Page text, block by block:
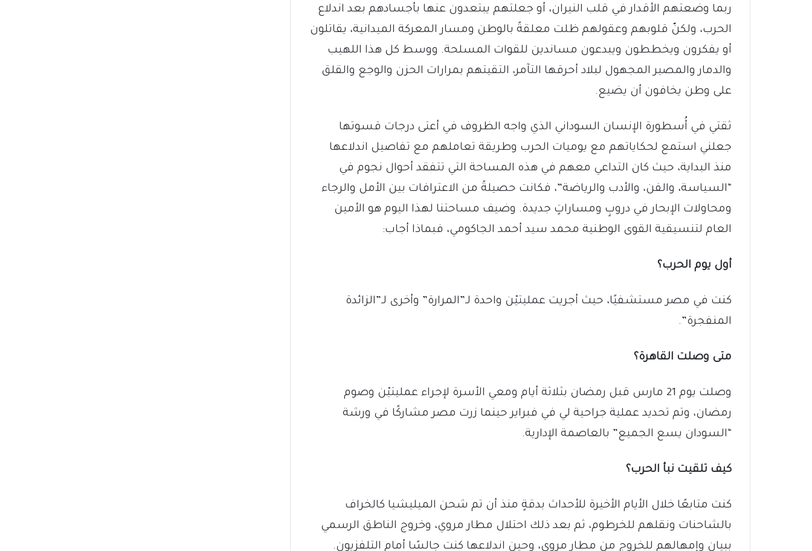
ربما وضعتهم الأقدار في قلب النيران، أو جعلتهم يبتعدون عنها بأجسادهم بعد اندلاع
الحرب، ولكنّ قلوبهم وعقولهم ظلت معلقةً بالوطن ومسار المعركة الميدانية، يقاتلون
أو يفكرون ويخططون ويبدعون مساندين للقوات المسلحة. ووسط كل هذا اللهيب
والدمار والمصير المجهول لبلاد أحرقها التآمر، التقيتهم بمرارات الحزن والوجع والقلق
على وطن يخافون أن يضيع.
ثقتي في أُسطورة الإنسان السوداني الذي واجه الظروف في أعتى درجات قسوتها
جعلني استمع لحكاياتهم مع يوميات الحرب وطريقة تعاملهم مع تفاصيل اندلاعها
منذ البداية، حيث كان التداعي معهم في هذه المساحة التي تتفقد أحوال نجوم في
“السياسة، والفن، والأدب والرياضة”، فكانت حصيلةً من الاعترافات بين الأمل والرجاء
ومحاولات الإبحار في دروبٍ ومساراتٍ جديدة. وضيف مساحتنا لهذا اليوم هو الأمين
العام لتنسيقية القوى الوطنية محمد سيد أحمد الجاكومي، فبماذا أجاب:
أول يوم الحرب؟
كنت في مصر مستشفيًا، حيث أجريت عمليتيْن واحدة لـ”المرارة” وأخرى لـ”الزائدة
المنفجرة”.
متى وصلت القاهرة؟
وصلت يوم 21 مارس قبل رمضان بثلاثة أيام ومعي الأسرة لإجراء عمليتيْن وصوم
رمضان، وتم تحديد عملية جراحية لي في فبراير حينما زرت مصر مشاركًا في ورشة
“السودان يسع الجميع” بالعاصمة الإدارية.
كيف تلقيت نبأ الحرب؟
كنت متابعًا خلال الأيام الأخيرة للأحداث بدقةٍ منذ أن تم شحن الميليشيا كالخراف
بالشاحنات ونقلهم للخرطوم، ثم بعد ذلك احتلال مطار مروي، وخروج الناطق الرسمي
ببيان وإمهالهم للخروج من مطار مروي، وحين اندلاعها كنت جالسًا أمام التلفزيون.